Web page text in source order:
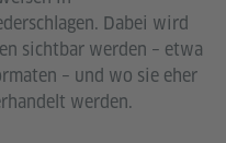
Dabei wird
sichtbar werden – etwa
– und wo sie eher
werden.